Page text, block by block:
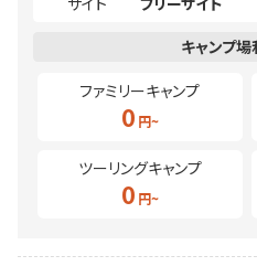
ファミリーキャンプ
0
ツーリングキャンプ
0